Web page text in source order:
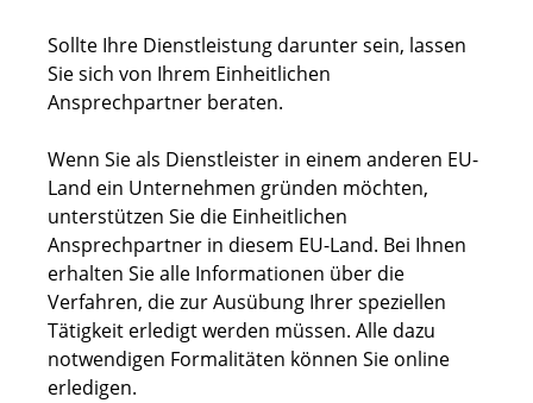
Sollte Ihre Dienstleistung darunter sein, lassen
Sie sich von Ihrem Einheitlichen
Ansprechpartner beraten.
Wenn Sie als Dienstleister in einem anderen EU-
Land ein Unternehmen gründen möchten,
unterstützen Sie die Einheitlichen
Ansprechpartner in diesem EU-Land. Bei Ihnen
erhalten Sie alle Informationen über die
Verfahren, die zur Ausübung Ihrer speziellen
Tätigkeit erledigt werden müssen. Alle dazu
notwendigen Formalitäten können Sie online
erledigen.